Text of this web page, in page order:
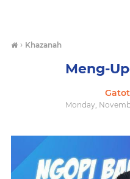
› Khazanah
Meng-
Monday,